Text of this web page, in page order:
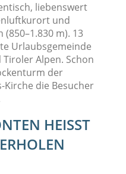
liebenswert
und
m). 13
Urlaubsgemeinde
Alpen. Schon
der
Kirche die Besucher
HEISST A
Z